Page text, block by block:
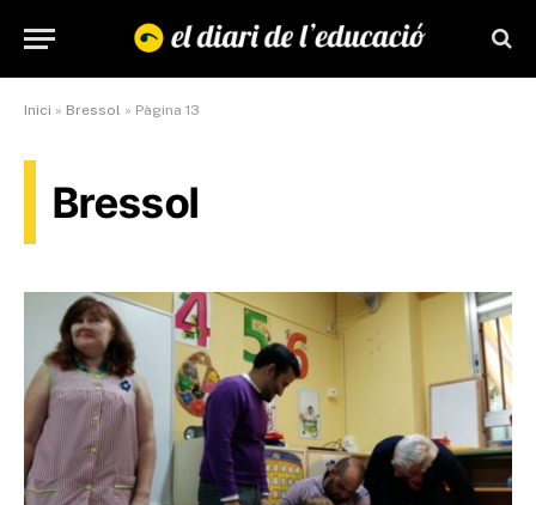
Inici » Bressol » Pàgina 13
Bressol